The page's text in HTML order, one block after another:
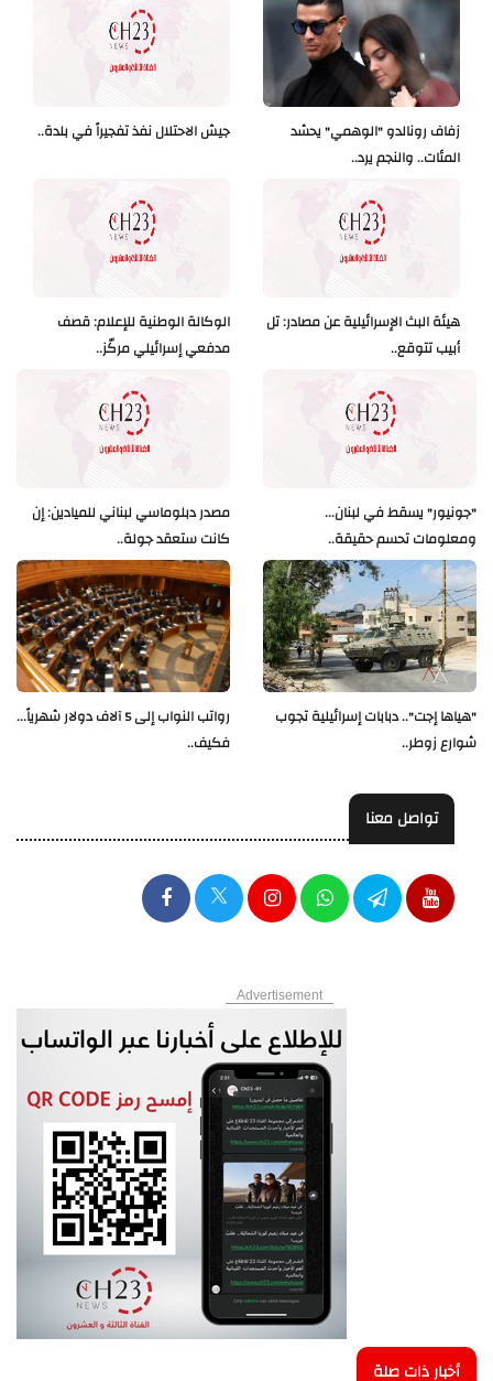
جيش الاحتلال نفذ تفجيراً في بلدة..
زفاف رونالدو "الوهمي" يحشد
المئات.. والنجم يرد..
الوكالة الوطنية للإعلام: قصف
مدفعي إسرائيلي مركّز..
هيئة البث الإسرائيلية عن مصادر: تل
أبيب تتوقع..
مصدر دبلوماسي لبناني للميادين: إن
كانت ستعقد جولة..
"جونيور" يسقط في لبنان...
ومعلومات تحسم حقيقة..
رواتب النواب إلى 5 آلاف دولار شهرياً...
فكيف..
"هياها إجت".. دبابات إسرائيلية تجوب
شوارع زوطر..
تواصل معنا
Advertisement
أخبار ذات صلة